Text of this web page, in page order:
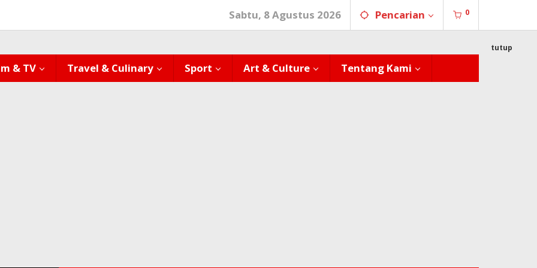
Sabtu, 8 Agustus 2026 Pencarian 0
& TV Travel & Culinary Sport Art & Culture Tentang Kami
tutup